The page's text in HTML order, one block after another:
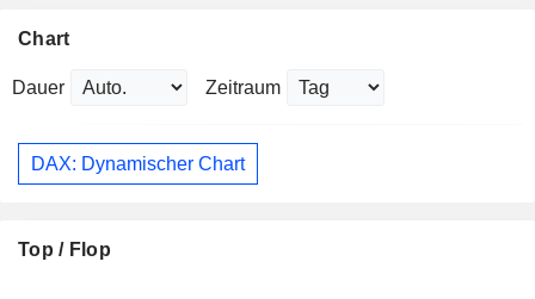
Chart
Dauer Zeitraum
DAX: Dynamischer Chart
Top / Flop